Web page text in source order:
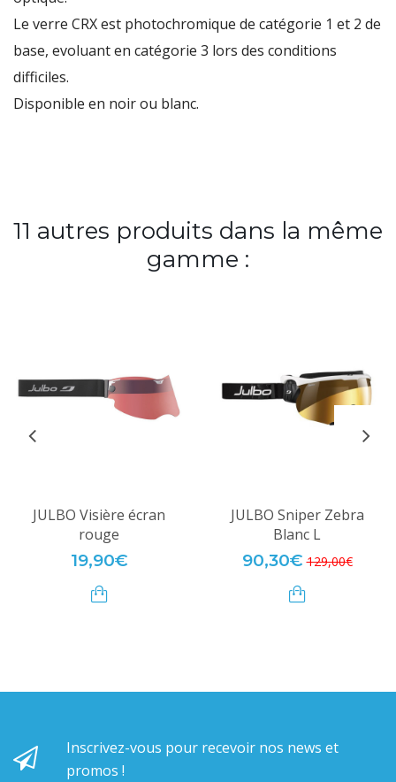
Le verre CRX est photochromique de catégorie 1 et 2 de
base, evoluant en catégorie 3 lors des conditions
difficiles.
Disponible en noir ou blanc.
11 autres produits dans la même
gamme :
JULBO Visière écran
rouge
19,90€
JULBO Sniper Zebra
Blanc L
90,30€ 129,00€
Inscrivez-vous pour recevoir nos news et
promos !